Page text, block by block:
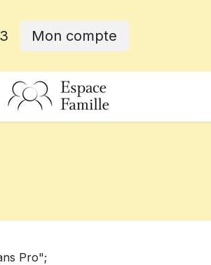
Mon compte
Pro";